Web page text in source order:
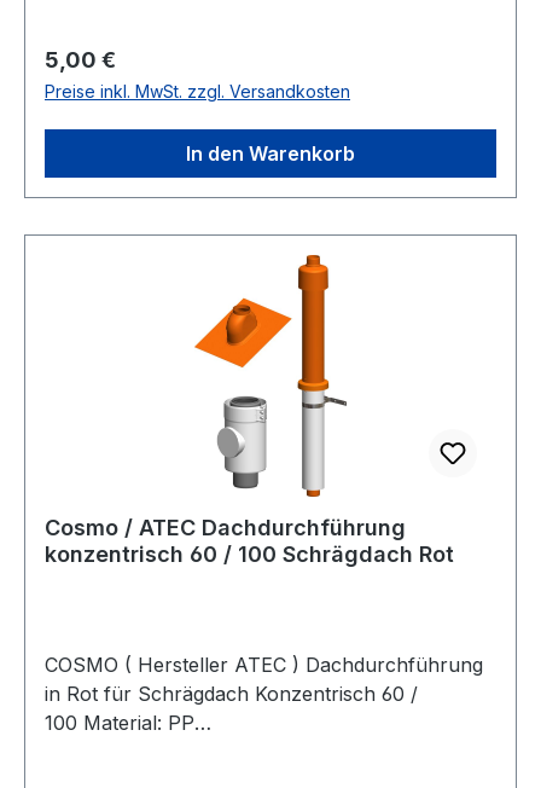
kgFabrikat: CONELArtikel-Nr.: CVGDSSCH
Regulärer Preis:
5,00 €
Preise inkl. MwSt. zzgl. Versandkosten
In den Warenkorb
Cosmo / ATEC Dachdurchführung
konzentrisch 60 / 100 Schrägdach Rot
COSMO ( Hersteller ATEC ) Dachdurchführung
in Rot für Schrägdach Konzentrisch 60 /
100 Material: PP